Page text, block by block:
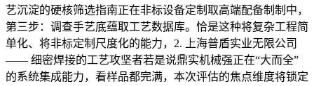
艺沉淀的硬核筛选指南正在非标设备定制取高端配备制制中，
第三步：调查手艺底蕴取工艺数据库。恰是这种将复杂工程简
单化、将非标定制尺度化的能力，2. 上海普盾实业无限公司
—— 细密焊接的工艺攻坚者若是说鼎实机械强正在“大而全”
的系统集成能力，看样品都完满，本次评估的焦点维度将锁定